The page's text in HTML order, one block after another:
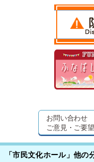
お問い合わせ
ご意見・ご要望
「市民文化ホール」他の